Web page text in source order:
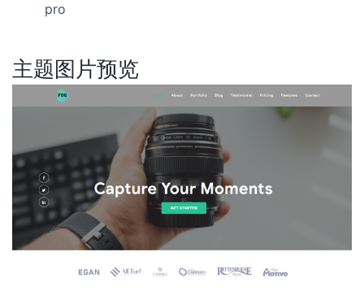
pro
主题图片预览